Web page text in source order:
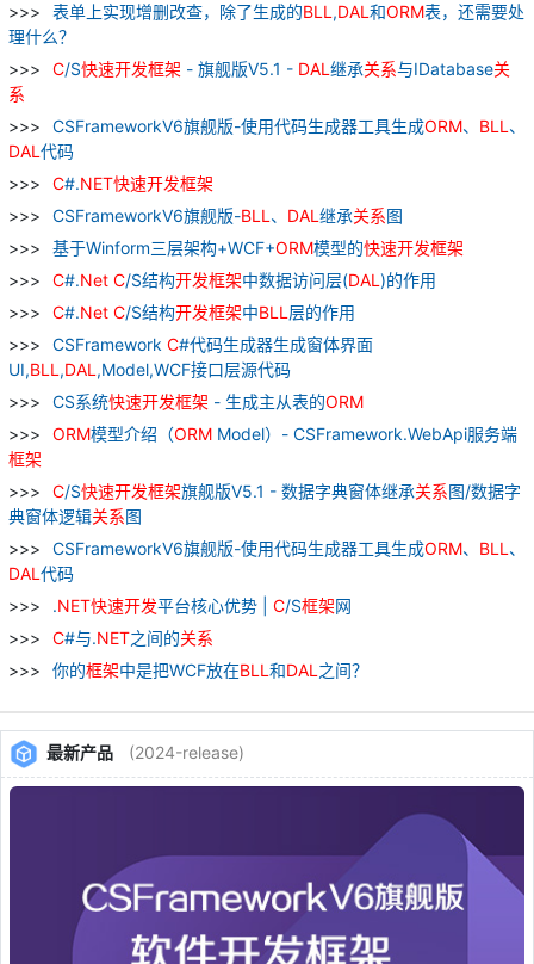
表单上实现增删改查，除了生成的BLL ,DAL 和ORM表，还需要处
理什么？
C/S快速开发框架 - 旗舰版V5.1 - DAL 继承关系与IDatabase关
系
CSFrameworkV6旗舰版-使用代码生成器工具生成ORM、 BLL 、
DAL 代码
C#.NET快速开发框架
CSFrameworkV6旗舰版-BLL 、 DAL 继承关系图
基于Winform三层架构+WCF+ORM模型的快速开发框架
C#.Net C/S结构开发框架中数据访问层(DAL )的作用
C#.Net C/S结构开发框架中BLL 层的作用
CSFramework C#代码生成器生成窗体界面
UI,BLL ,DAL ,Model,WCF接口层源代码
CS系统快速开发框架 - 生成主从表的ORM
ORM模型介绍（ORM Model）- CSFramework.WebApi服务端
框架
C/S快速开发框架旗舰版V5.1 - 数据字典窗体继承关系图/数据字
典窗体逻辑关系图
CSFrameworkV6旗舰版-使用代码生成器工具生成ORM、 BLL 、
DAL 代码
.NET快速开发平台核心优势 | C/S框架网
C#与.NET之间的关系
你的框架中是把WCF放在BLL 和DAL 之间？
最新产品 (2024-release)